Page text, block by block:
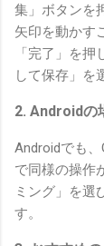
集」ボタンを
矢印を動かす
「完了」を
して保存」を
2. Androidの
Androidでも
で同様の操作
ミング」を選
す。